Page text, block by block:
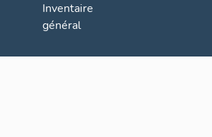
Inventaire
général